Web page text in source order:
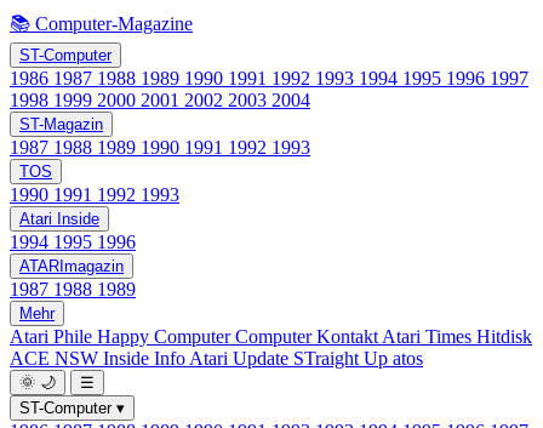
📚 Computer-Magazine
ST-Computer
1986 1987 1988 1989 1990 1991 1992 1993 1994 1995 1996 1997
1998 1999 2000 2001 2002 2003 2004
ST-Magazin
1987 1988 1989 1990 1991 1992 1993
TOS
1990 1991 1992 1993
Atari Inside
1994 1995 1996
ATARImagazin
1987 1988 1989
Mehr
Atari Phile Happy ComputerComputer Kontakt Atari Times Hitdisk
ACE NSW Inside Info Atari Update STraight Up atos
🌞 🌙
☰
ST-Computer ▾